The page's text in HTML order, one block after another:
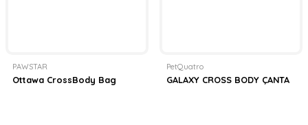
PAWSTAR
Ottawa CrossBody Bag
PetQuatro
GALAXY CROSS BODY ÇANTA